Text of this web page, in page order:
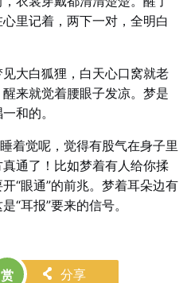
里记着，两下一对，全明白
大白狐狸，白天心口窝就老
来就觉着腰眼子发凉。梦是
和的。
着觉呢，觉得有股气在身子里
通了！比如梦着有人给你揉
“眼通”的前兆。梦着耳朵边有
“耳报”要来的信号。
赏 󰄯 分享